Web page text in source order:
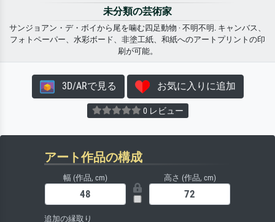
未分類の芸術家
サンジョアン・デ・ボイから尾を噛む四足動物 · 不明不明. キャンバス、
フォトペーパー、水彩ボード、非塗工紙、和紙へのアートプリントの印
刷が可能。
3D/ARで見る お気に入りに追加
0 レビュー
アート作品の構成
幅 (作品, cm) 高さ (作品, cm)
追加の縁取り